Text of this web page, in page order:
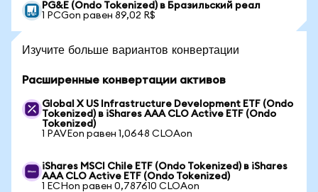
PG&E (Ondo Tokenized) в Бразильский реал
1 PCGon равен 89,02 R$
Изучите больше вариантов конвертации
Расширенные конвертации активов
Global X US Infrastructure Development ETF (Ondo
Tokenized) в iShares AAA CLO Active ETF (Ondo
Tokenized)
1 PAVEon равен 1,0648 CLOAon
iShares MSCI Chile ETF (Ondo Tokenized) в iShares
AAA CLO Active ETF (Ondo Tokenized)
1 ECHon равен 0,787610 CLOAon